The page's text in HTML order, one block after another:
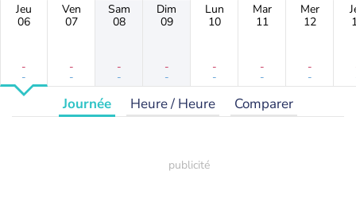
Jeu
06
-
-
Ven
07
-
-
Sam
08
-
-
Dim
09
-
-
Lun
10
-
-
Mar
11
-
-
Mer
12
-
-
Journée Heure / Heure Comparer